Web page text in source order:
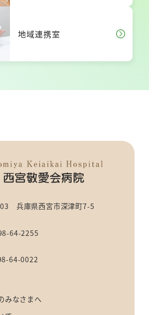
地域連携室
兵庫県西宮市深津町7-5
64-2255
64-0022
みなさまへ